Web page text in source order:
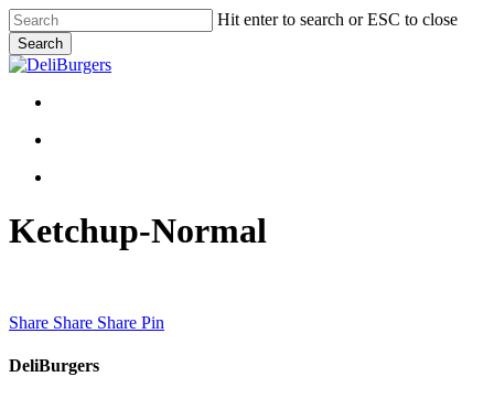
Skip
to
main
content
Hit enter to search or ESC to close
Search
Close
Menu
Ketchup-Normal
Share
Share Share Share Pin
DeliBurgers